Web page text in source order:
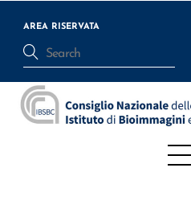
content
AREA RISERVATA